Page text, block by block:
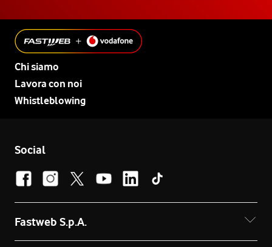
Chi siamo
Lavora con noi
Whistleblowing
Social
Fastweb S.p.A.